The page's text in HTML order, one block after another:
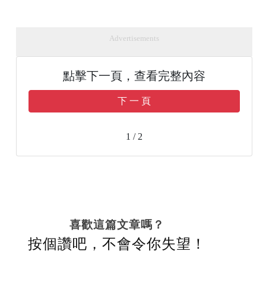
Advertisements
點擊下一頁，查看完整內容
下 一 頁
1 / 2
喜歡這篇文章嗎？
按個讚吧，不會令你失望！